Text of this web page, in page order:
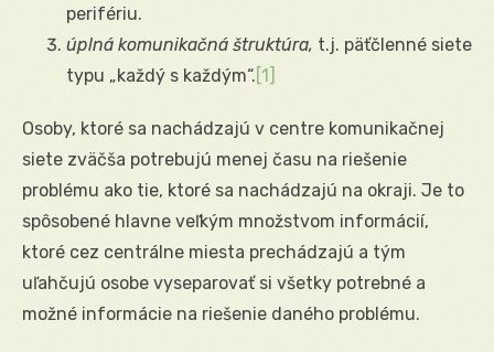
perifériu.
úplná komunikačná štruktúra, t.j. päťčlenné siete
typu „každý s každým“. [1]
Osoby, ktoré sa nachádzajú v centre komunikačnej
siete zväčša potrebujú menej času na riešenie
problému ako tie, ktoré sa nachádzajú na okraji. Je to
spôsobené hlavne veľkým množstvom informácií,
ktoré cez centrálne miesta prechádzajú a tým
uľahčujú osobe vyseparovať si všetky potrebné a
možné informácie na riešenie daného problému.